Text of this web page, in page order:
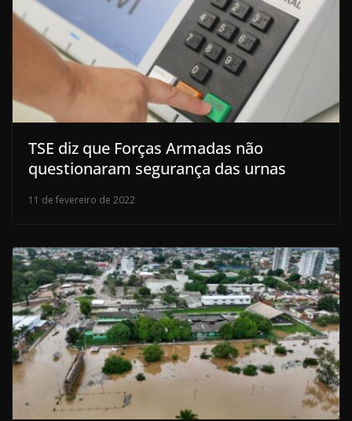
TSE diz que Forças Armadas não
questionaram segurança das urnas
11 de fevereiro de 2022